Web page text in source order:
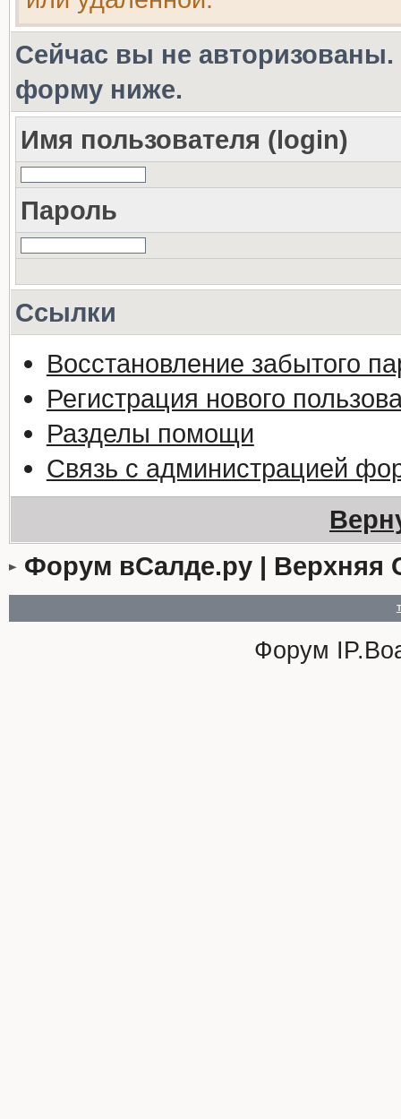
Сейчас вы не авторизованы.
форму ниже.
Имя пользователя (login)
Пароль
Ссылки
Восстановление забытого
Регистрация нового
Разделы помощи
Связь с администрацией
Форум вСалде.ру | Верхняя
Форум